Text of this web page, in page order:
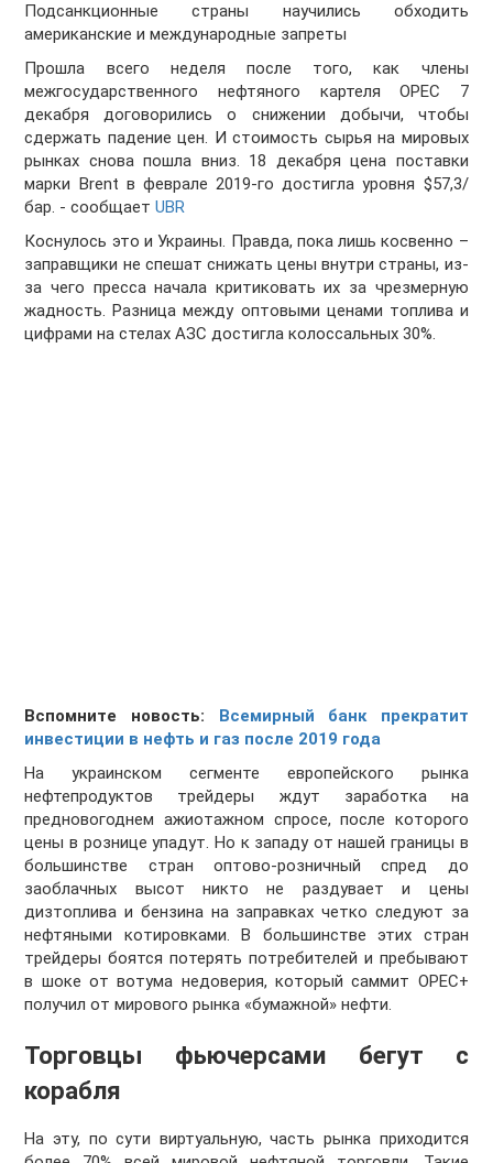
Подсанкционные страны научились обходить
американские и международные запреты
Прошла всего неделя после того, как члены
межгосударственного нефтяного картеля OPEC 7
декабря договорились о снижении добычи, чтобы
сдержать падение цен. И стоимость сырья на мировых
рынках снова пошла вниз. 18 декабря цена поставки
марки Brent в феврале 2019-го достигла уровня $57,3/
бар. - сообщает UBR
Коснулось это и Украины. Правда, пока лишь косвенно –
заправщики не спешат снижать цены внутри страны, из-
за чего пресса начала критиковать их за чрезмерную
жадность. Разница между оптовыми ценами топлива и
цифрами на стелах АЗС достигла колоссальных 30%.
Вспомните новость: Всемирный банк прекратит
инвестиции в нефть и газ после 2019 года
На украинском сегменте европейского рынка
нефтепродуктов трейдеры ждут заработка на
предновогоднем ажиотажном спросе, после которого
цены в рознице упадут. Но к западу от нашей границы в
большинстве стран оптово-розничный спред до
заоблачных высот никто не раздувает и цены
дизтоплива и бензина на заправках четко следуют за
нефтяными котировками. В большинстве этих стран
трейдеры боятся потерять потребителей и пребывают
в шоке от вотума недоверия, который саммит ОРЕС+
получил от мирового рынка «бумажной» нефти.
Торговцы фьючерсами бегут с
корабля
На эту, по сути виртуальную, часть рынка приходится